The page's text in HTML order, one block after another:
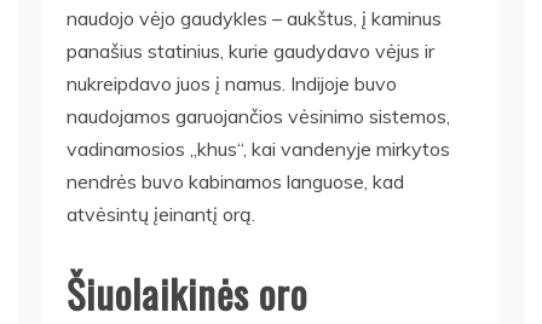
naudojo vėjo gaudykles – aukštus, į kaminus
panašius statinius, kurie gaudydavo vėjus ir
nukreipdavo juos į namus. Indijoje buvo
naudojamos garuojančios vėsinimo sistemos,
vadinamosios „khus“, kai vandenyje mirkytos
nendrės buvo kabinamos languose, kad
atvėsintų įeinantį orą.
Šiuolaikinės oro